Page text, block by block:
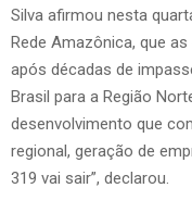
Silva afirmou nesta
Rede Amazônica, que
após décadas de
Brasil para a Região
desenvolvimento que
regional, geração de
319 vai sair”, declarou.